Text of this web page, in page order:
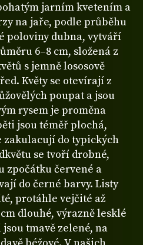
jarním kvetením a
na jaře, podle průběhu
poloviny dubna, vytváří
6–8 cm, složená z
s jemně lososově
Květy se otevírají z
poupat a jsou
rysem je proměna
jsou téměř plochá,
zakulacují do typických
se tvoří drobné,
zpočátku červené a
do černé barvy. Listy
protáhle vejčité až
dlouhé, výrazně lesklé
tmavě zelené, na